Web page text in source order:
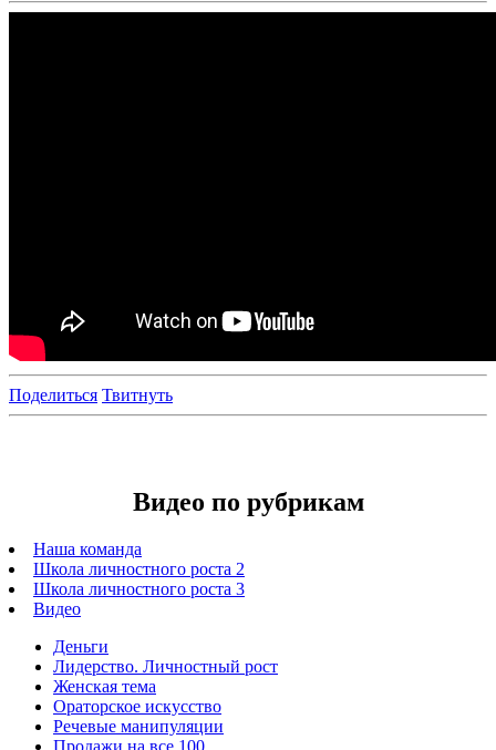
Поделиться Твитнуть
Видео по рубрикам
Наша команда
Школа личностного роста 2
Школа личностного роста 3
Видео
Деньги
Лидерство. Личностный рост
Женская тема
Ораторское искусство
Речевые манипуляции
Продажи на все 100